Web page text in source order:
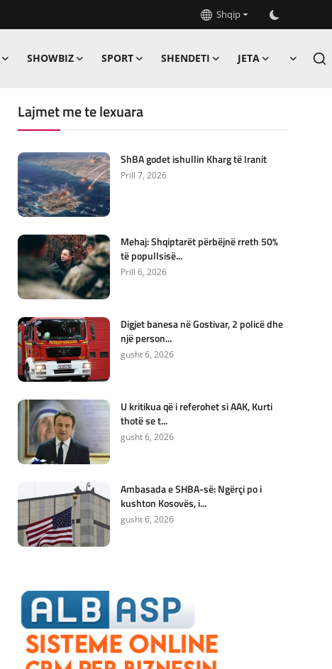
Shqip
SHOWBIZ SPORT SHENDETI JETA
Lajmet me te lexuara
ShBA godet ishullin Kharg të Iranit
Prill 7, 2026
Mehaj: Shqiptarët përbëjnë rreth 50%
të popullsisë...
Prill 6, 2026
Digjet banesa në Gostivar, 2 policë dhe
një person...
gusht 6, 2026
U kritikua që i referohet si AAK, Kurti
thotë se t...
gusht 6, 2026
Ambasada e SHBA-së: Ngërçi po i
kushton Kosovës, i...
gusht 6, 2026